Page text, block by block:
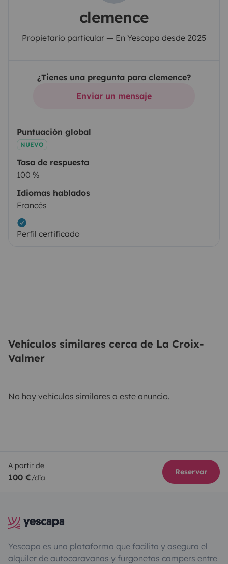
clemence
Propietario particular — En Yescapa desde 2025
¿Tienes una pregunta para clemence?
Enviar un mensaje
Puntuación global
NUEVO
Tasa de respuesta
100 %
Idiomas hablados
Francés
Perfil certificado
Vehículos similares cerca de La Croix-
Valmer
No hay vehículos similares a este anuncio.
A partir de
100 €/día
Reservar
Yescapa es una plataforma que facilita y asegura el
alquiler de autocaravanas y furgonetas campers entre